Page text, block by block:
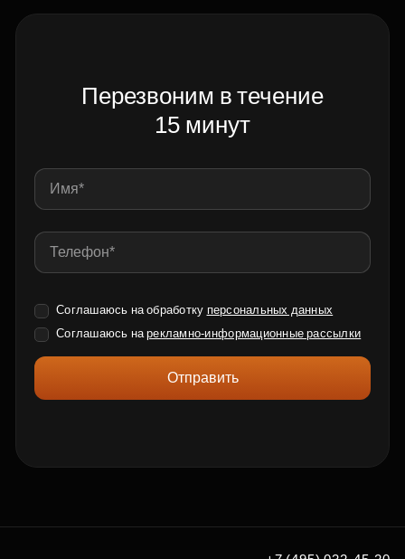
Перезвоним в течение
15 минут
Соглашаюсь на обработку персональных данных
Соглашаюсь нарекламно-информационные рассылки
Отправить